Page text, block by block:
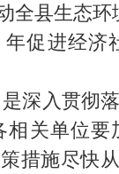
全县生态
促进经
深入贯彻
关单位
措施尽快